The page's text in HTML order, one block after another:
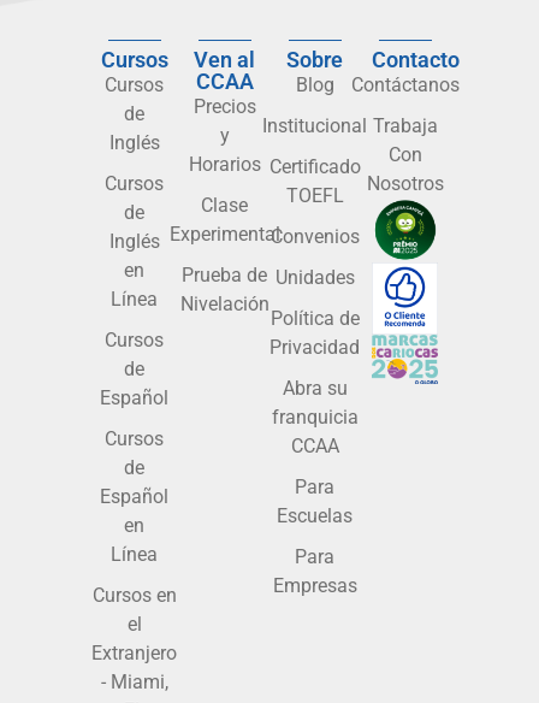
Cursos
Cursos
de
Inglés
Cursos
de
Inglés
en
Línea
Cursos
de
Español
Cursos
de
Español
en
Línea
Cursos en
el
Extranjero
- Miami,
Ven al
CCAA
Precios
y
Horarios
Clase
Experimental
Prueba de
Nivelación
Sobre
Blog
Institucional
Certificado
TOEFL
Convenios
Unidades
Política de
Privacidad
Abra su
franquicia
CCAA
Para
Escuelas
Para
Empresas
Contacto
Contáctanos
Trabaja
Con
Nosotros